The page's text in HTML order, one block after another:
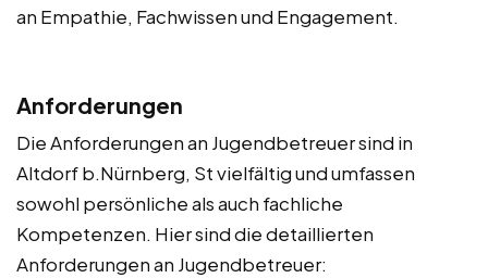
an Empathie, Fachwissen und Engagement.
Anforderungen
Die Anforderungen an Jugendbetreuer sind in
Altdorf b.Nürnberg, St vielfältig und umfassen
sowohl persönliche als auch fachliche
Kompetenzen. Hier sind die detaillierten
Anforderungen an Jugendbetreuer: